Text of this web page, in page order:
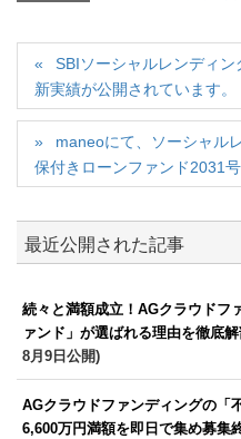
SBIソーシャルレンディ
新実績が公開されています。
maneoにて、ソーシャル
保付きローンファンド2031
最近公開された記事
続々と満額成立！AGクラウドフ
ァンド」が選ばれる理由を徹底
8月9日公開)
AGクラウドファンディングの「
6,600万円満額を即日で集め募集